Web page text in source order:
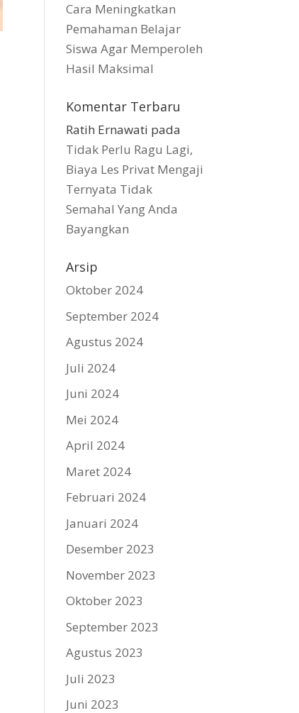
Cara Meningkatkan
Pemahaman Belajar
Siswa Agar Memperoleh
Hasil Maksimal
Komentar Terbaru
Ratih Ernawati pada
Tidak Perlu Ragu Lagi,
Biaya Les Privat Mengaji
Ternyata Tidak
Semahal Yang Anda
Bayangkan
Arsip
Oktober 2024
September 2024
Agustus 2024
Juli 2024
Juni 2024
Mei 2024
April 2024
Maret 2024
Februari 2024
Januari 2024
Desember 2023
November 2023
Oktober 2023
September 2023
Agustus 2023
Juli 2023
Juni 2023